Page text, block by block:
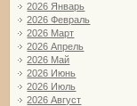
2026 Январь
2026 Февраль
2026 Март
2026 Апрель
2026 Май
2026 Июнь
2026 Июль
2026 Август